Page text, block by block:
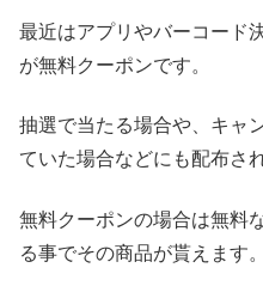
最近はアプリやバーコード
が無料クーポンです。
抽選で当たる場合や、キャ
ていた場合などにも配布さ
無料クーポンの場合は無料
る事でその商品が貰えます。